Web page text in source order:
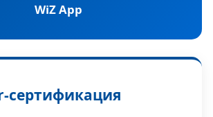
WiZ App
сертификация